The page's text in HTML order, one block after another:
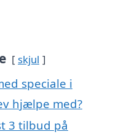
skjul
speciale i
hjælpe med?
3 tilbud på